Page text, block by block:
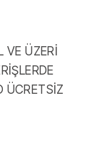
VE ÜZERİ
ÜCRETSİZ